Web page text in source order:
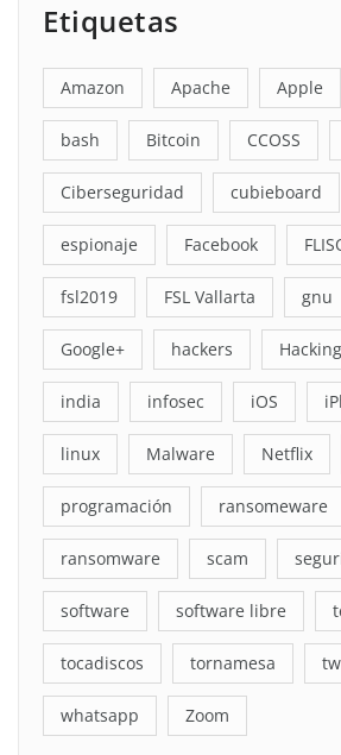
Etiquetas
Amazon Apache Apple
bash Bitcoin CCOSS
Ciberseguridad cubieboard
espionaje Facebook
fsl2019 FSL Vallarta gnu
Google+ hackers Hacking
india infosec iOS
linux Malware Netflix
programación ransomeware
ransomware scam
software software libre
tocadiscos tornamesa
whatsapp Zoom